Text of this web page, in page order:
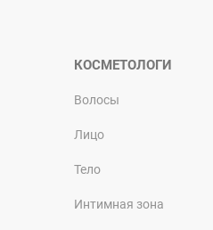
КОСМЕТОЛОГИ
Волосы
Лицо
Тело
Интимная зона